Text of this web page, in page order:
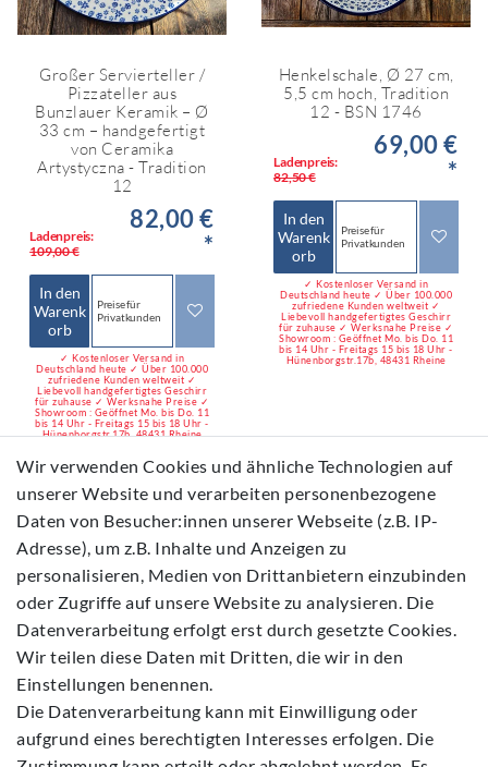
Großer Servierteller /
Pizzateller aus
Bunzlauer Keramik – Ø
33 cm – handgefertigt
von Ceramika
Artystyczna - Tradition
12
Ladenpreis:
109,00 €
82,00 €
*
In den
Warenk
orb
Preise für
Privatkunden
✓ Kostenloser Versand in
Deutschland heute ✓ Über 100.000
zufriedene Kunden weltweit ✓
Liebevoll handgefertigtes Geschirr
für zuhause ✓ Werksnahe Preise ✓
Showroom : Geöffnet Mo. bis Do. 11
bis 14 Uhr - Freitags 15 bis 18 Uhr -
Hünenborgstr.17b, 48431 Rheine
Henkelschale, Ø 27 cm,
5,5 cm hoch, Tradition
12 - BSN 1746
Ladenpreis:
82,50 €
69,00 €
*
In den
Warenk
orb
Preise für
Privatkunden
✓ Kostenloser Versand in
Deutschland heute ✓ Über 100.000
zufriedene Kunden weltweit ✓
Liebevoll handgefertigtes Geschirr
für zuhause ✓ Werksnahe Preise ✓
Showroom : Geöffnet Mo. bis Do. 11
bis 14 Uhr - Freitags 15 bis 18 Uhr -
Hünenborgstr.17b, 48431 Rheine
-20%
Herz, Miniatur, Tradition
12, Bunzlauer Keramik -
BSN 6990
-34%
Herzbackform, 15,5 x
14 cm, Höhe ca. 4 cm,
Tradition 12 BSN 7313
Wir verwenden Cookies und ähnliche Technologien auf
unserer Website und verarbeiten personenbezogene
Daten von Besucher:innen unserer Webseite (z.B. IP-
Adresse), um z.B. Inhalte und Anzeigen zu
personalisieren, Medien von Drittanbietern einzubinden
oder Zugriffe auf unsere Website zu analysieren. Die
Datenverarbeitung erfolgt erst durch gesetzte Cookies.
Wir teilen diese Daten mit Dritten, die wir in den
Einstellungen benennen.
Die Datenverarbeitung kann mit Einwilligung oder
aufgrund eines berechtigten Interesses erfolgen. Die